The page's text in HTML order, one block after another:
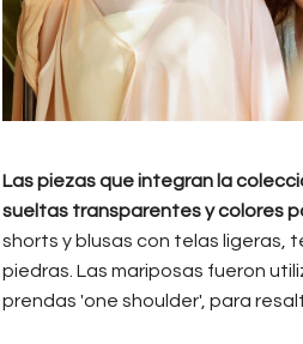
Las piezas que integran la
sueltas transparentes y colores
shorts y blusas con telas ligeras,
piedras. Las mariposas fueron
prendas 'one shoulder', para